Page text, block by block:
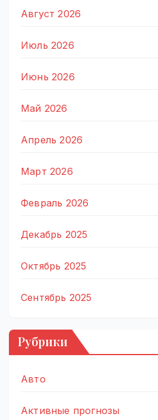
Август 2026
Июль 2026
Июнь 2026
Май 2026
Апрель 2026
Март 2026
Февраль 2026
Декабрь 2025
Октябрь 2025
Сентябрь 2025
Рубрики
Авто
Активные прогнозы